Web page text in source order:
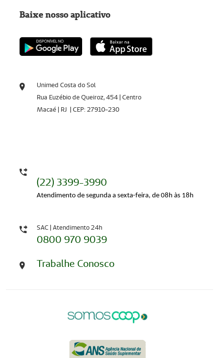
Unimed Costa do Sol
Rua Euzébio de Queiroz, 454 | Centro
Macaé | RJ | CEP: 27910-230
(22) 3399-3990
Atendimento de segunda a sexta-feira, de 08h às 18h
SAC | Atendimento 24h
0800 970 9039
Trabalhe Conosco
Baixe nosso aplicativo